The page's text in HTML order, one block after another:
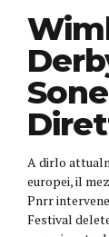
A dirlo
europei, il
Pnrr
Festival